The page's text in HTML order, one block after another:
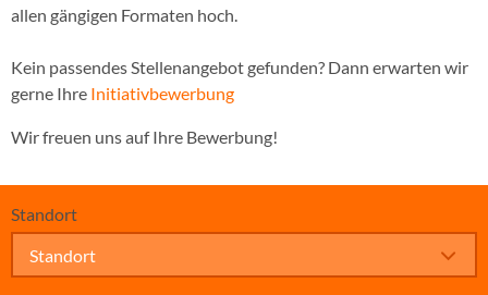
allen gängigen Formaten hoch.
Kein passendes Stellenangebot gefunden? Dann erwarten wir
gerne Ihre Initiativbewerbung
Wir freuen uns auf Ihre Bewerbung!
Standort
Standort